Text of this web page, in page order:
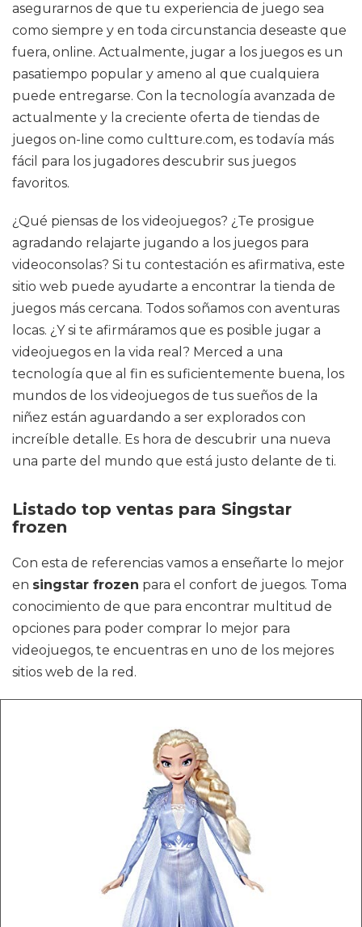
asegurarnos de que tu experiencia de juego sea
como siempre y en toda circunstancia deseaste que
fuera, online. Actualmente, jugar a los juegos es un
pasatiempo popular y ameno al que cualquiera
puede entregarse. Con la tecnología avanzada de
actualmente y la creciente oferta de tiendas de
juegos on-line como cultture.com, es todavía más
fácil para los jugadores descubrir sus juegos
favoritos.
¿Qué piensas de los videojuegos? ¿Te prosigue
agradando relajarte jugando a los juegos para
videoconsolas? Si tu contestación es afirmativa, este
sitio web puede ayudarte a encontrar la tienda de
juegos más cercana. Todos soñamos con aventuras
locas. ¿Y si te afirmáramos que es posible jugar a
videojuegos en la vida real? Merced a una
tecnología que al fin es suficientemente buena, los
mundos de los videojuegos de tus sueños de la
niñez están aguardando a ser explorados con
increíble detalle. Es hora de descubrir una nueva
una parte del mundo que está justo delante de ti.
Listado top ventas para Singstar
frozen
Con esta de referencias vamos a enseñarte lo mejor
en singstar frozen para el confort de juegos. Toma
conocimiento de que para encontrar multitud de
opciones para poder comprar lo mejor para
videojuegos, te encuentras en uno de los mejores
sitios web de la red.